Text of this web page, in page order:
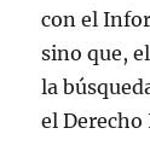
con el
sino que,
la
el